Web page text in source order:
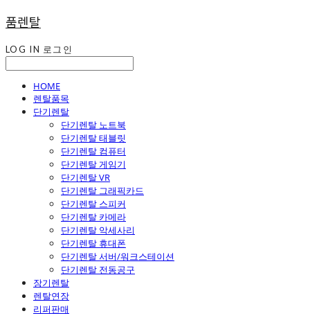
품렌탈
LOG IN 로그인
HOME
렌탈품목
단기렌탈
단기렌탈 노트북
단기렌탈 태블릿
단기렌탈 컴퓨터
단기렌탈 게임기
단기렌탈 VR
단기렌탈 그래픽카드
단기렌탈 스피커
단기렌탈 카메라
단기렌탈 악세사리
단기렌탈 휴대폰
단기렌탈 서버/워크스테이션
단기렌탈 전동공구
장기렌탈
렌탈연장
리퍼판매